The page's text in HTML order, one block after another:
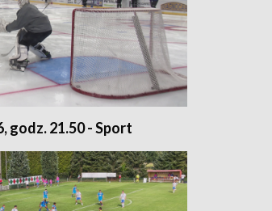
godz. 21.50 - Sport